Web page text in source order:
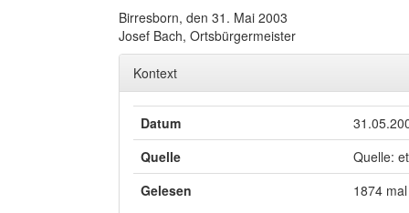
Birresborn, den 31. Mai 2003
Josef Bach, Ortsbürgermeister
Kontext
Datum
Quelle
Quelle:
Gelesen
1874 mal